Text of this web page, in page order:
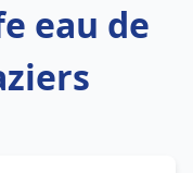
eau de